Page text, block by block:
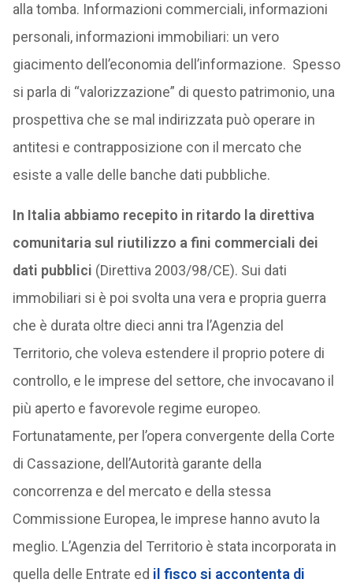
alla tomba. Informazioni commerciali, informazioni
personali, informazioni immobiliari: un vero
giacimento dell’economia dell’informazione. Spesso
si parla di “valorizzazione” di questo patrimonio, una
prospettiva che se mal indirizzata può operare in
antitesi e contrapposizione con il mercato che
esiste a valle delle banche dati pubbliche.
In Italia abbiamo recepito in ritardo la direttiva
comunitaria sul riutilizzo a fini commerciali dei
dati pubblici (Direttiva 2003/98/CE). Sui dati
immobiliari si è poi svolta una vera e propria guerra
che è durata oltre dieci anni tra l’Agenzia del
Territorio, che voleva estendere il proprio potere di
controllo, e le imprese del settore, che invocavano il
più aperto e favorevole regime europeo.
Fortunatamente, per l’opera convergente della Corte
di Cassazione, dell’Autorità garante della
concorrenza e del mercato e della stessa
Commissione Europea, le imprese hanno avuto la
meglio. L’Agenzia del Territorio è stata incorporata in
quella delle Entrate ed il fisco si accontenta di